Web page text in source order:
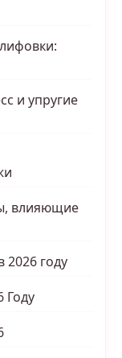
и упругие
влияющие
2026 году
Году